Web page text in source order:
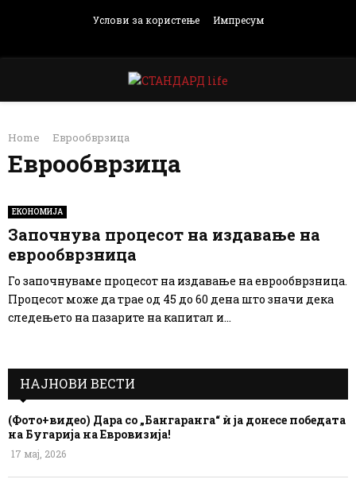
Услови за користење Импресум
PRIMARY
MENU
Home Еврообврзица
Еврообврзица
ЕКОНОМИЈА
Започнува процесот на издавање на
еврообврзница
Го започнуваме процесот на издавање на еврообврзница.
Процесот може да трае од 45 до 60 дена што значи дека
следењето на пазарите на капитал и...
НАЈНОВИ ВЕСТИ
(Фото+видео) Дара со „Бангаранга“ ѝ ја донесе победата
на Бугарија на Евровизија!
17 мај, 2026